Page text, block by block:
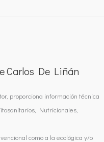
Carlos De Liñán
proporciona información técnica
Nutricionales,
como a la ecológica y/o